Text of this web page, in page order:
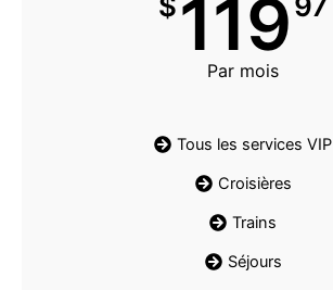
119
Par mois
Tous les services VIP
Croisières
Trains
Séjours